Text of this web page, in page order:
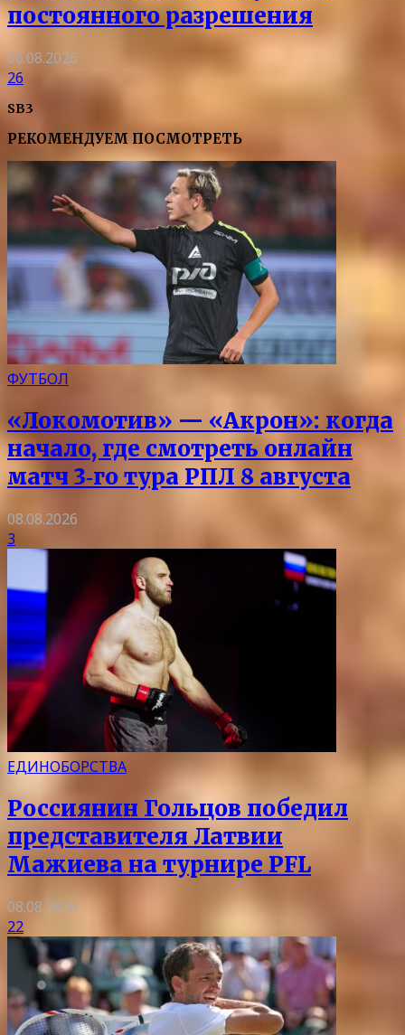
постоянного разрешения
06.08.2026
26
SB3
РЕКОМЕНДУЕМ ПОСМОТРЕТЬ
ФУТБОЛ
«Локомотив» — «Акрон»: когда
начало, где смотреть онлайн
матч 3‑го тура РПЛ 8 августа
08.08.2026
3
ЕДИНОБОРСТВА
Россиянин Гольцов победил
представителя Латвии
Мажиева на турнире PFL
08.08.2026
22